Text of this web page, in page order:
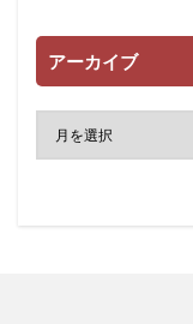
アーカイブ